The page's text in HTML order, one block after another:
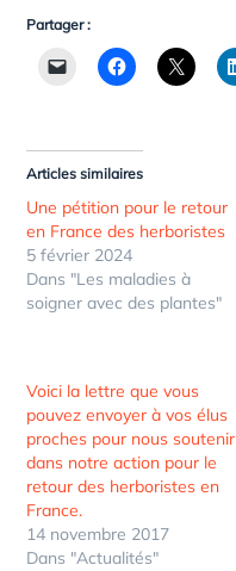
Partager :
Articles similaires
Une pétition pour le retour
en France des herboristes
5 février 2024
Dans "Les maladies à
soigner avec des plantes"
Voici la lettre que vous
pouvez envoyer à vos élus
proches pour nous soutenir
dans notre action pour le
retour des herboristes en
France.
14 novembre 2017
Dans "Actualités"